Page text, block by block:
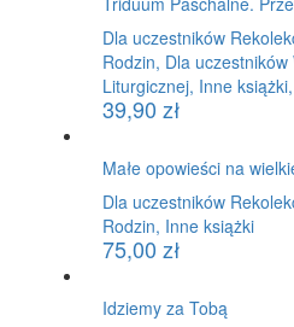
Dla uczestników
Rodzin, Dla
Liturgicznej, Inne
39,90 zł
Małe opowieści na
Dla uczestników
Rodzin, Inne książki
75,00 zł
Idziemy za Tobą